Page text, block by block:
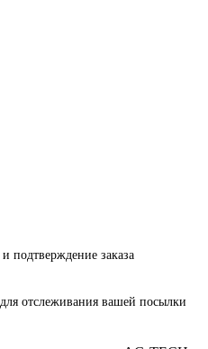
и подтверждение заказа
для отслеживания вашей посылки